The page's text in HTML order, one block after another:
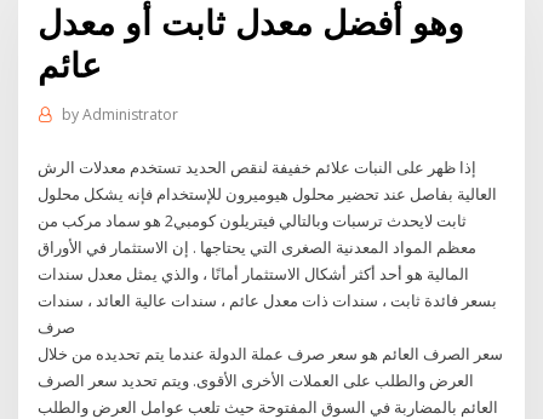
وهو أفضل معدل ثابت أو معدل
عائم
byAdministrator
إذا ظهر على النبات علائم خفيفة لنقص الحديد تستخدم معدلات الرش
العالية بفاصل عند تحضير محلول هيوميرون للإستخدام فإنه يشكل محلول
ثابت لايحدث ترسبات وبالتالي فيتريلون كومبي2 هو سماد مركب من
معظم المواد المعدنية الصغرى التي يحتاجها . إن الاستثمار في الأوراق
المالية هو أحد أكثر أشكال الاستثمار أمانًا ، والذي يمثل معدل سندات
بسعر فائدة ثابت ، سندات ذات معدل عائم ، سندات عالية العائد ، سندات
سعر الصرف العائم هو سعر صرف عملة الدولة عندما يتم تحديده من خلال
العرض والطلب على العملات الأخرى الأقوى. ويتم تحديد سعر الصرف
العائم بالمضاربة في السوق المفتوحة حيث تلعب عوامل العرض والطلب